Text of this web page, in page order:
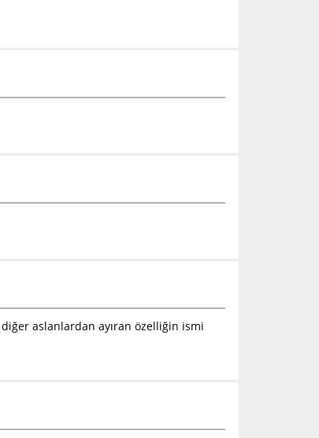
aslanlardan ayıran özelliğin ismi